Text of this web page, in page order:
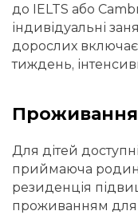
до IELTS або
індивідуальні
дорослих включає
тиждень,
Проживання
Для дітей
приймаюча
резиденція
проживанням